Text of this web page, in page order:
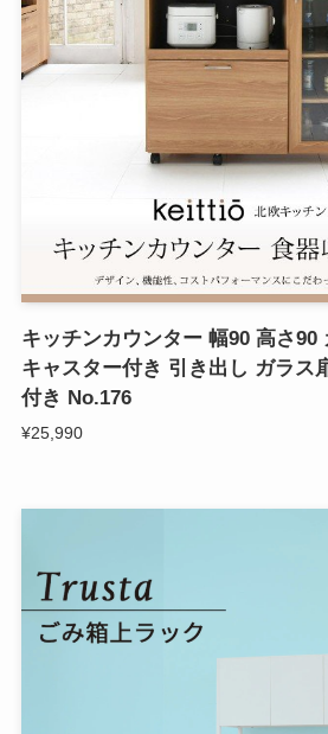
キッチンカウンター 幅90 高さ90
キャスター付き 引き出し ガラス
付き No.176
¥25,990